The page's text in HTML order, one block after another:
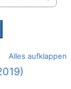
suchen
Alles aufklappen